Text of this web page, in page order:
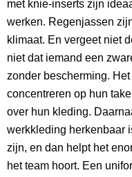
met knie-inserts zijn
werken. Regenjassen
klimaat. En vergeet niet
niet dat iemand een
zonder bescherming.
concentreren op hun
over hun kleding.
werkkleding herkenbaar
zijn, en dan helpt het
het team hoort. Een